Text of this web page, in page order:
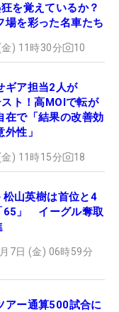
を覚えているか？
場を彩った名車たち
) 11時30分 10
ギア担当2人が
スト！高MOIで転が
在で「結果の改善効
性」
) 11時15分 18
松山英樹は首位と4
65」 イーグル奪取
7日 (金) 06時59分
アー通算500試合に